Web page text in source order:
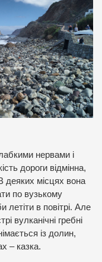
нервами і
дороги відмінна,
деяких місцях вона
по вузькому
летіти в повітрі. Але
вулканічні гребні
із долин,
– казка.